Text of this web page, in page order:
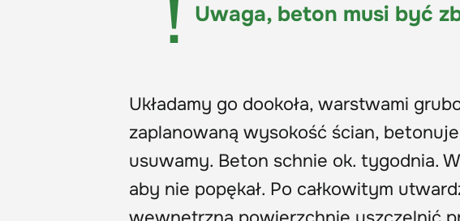
Uwaga, beton musi być
Układamy go dookoła, warstwami
zaplanowaną wysokość ścian,
usuwamy. Beton schnie ok. tygodnia.
aby nie popękał. Po całkowitym